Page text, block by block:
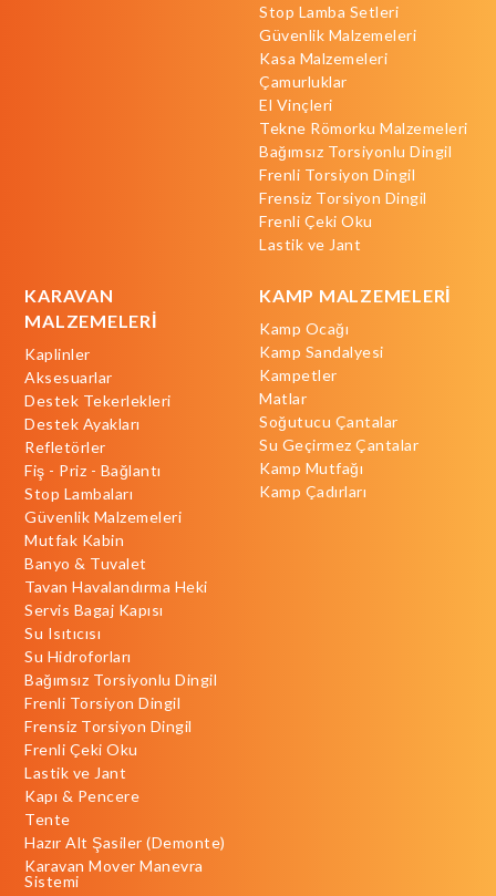
Stop Lamba Setleri
Güvenlik Malzemeleri
Kasa Malzemeleri
Çamurluklar
El Vinçleri
Tekne Römorku Malzemeleri
Bağımsız Torsiyonlu Dingil
Frenli Torsiyon Dingil
Frensiz Torsiyon Dingil
Frenli Çeki Oku
Lastik ve Jant
KARAVAN
MALZEMELERİ
Kaplinler
Aksesuarlar
Destek Tekerlekleri
Destek Ayakları
Refletörler
Fiş - Priz - Bağlantı
Stop Lambaları
Güvenlik Malzemeleri
Mutfak Kabin
Banyo & Tuvalet
Tavan Havalandırma Heki
Servis Bagaj Kapısı
Su Isıtıcısı
Su Hidroforları
Bağımsız Torsiyonlu Dingil
Frenli Torsiyon Dingil
Frensiz Torsiyon Dingil
Frenli Çeki Oku
Lastik ve Jant
Kapı & Pencere
Tente
Hazır Alt Şasiler (Demonte)
Karavan Mover Manevra
Sistemi
KAMP MALZEMELERİ
Kamp Ocağı
Kamp Sandalyesi
Kampetler
Matlar
Soğutucu Çantalar
Su Geçirmez Çantalar
Kamp Mutfağı
Kamp Çadırları